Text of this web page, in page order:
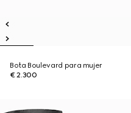
Bota Boulevard para mujer
€ 2.300